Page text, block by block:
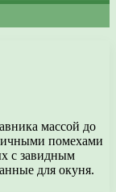
массой до
помехами
с завидным
для окуня.